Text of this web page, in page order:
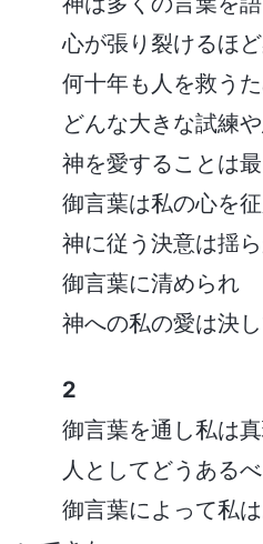
心が張り裂けるほ
何十年も人を救う
どんな大きな試練
神を愛することは
御言葉は私の心を
神に従う決意は揺
御言葉に清められ
神への私の愛は決
2
御言葉を通し私は
人としてどうある
御言葉によって私